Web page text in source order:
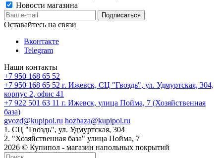
Новости магазина
Оставайтесь на связи
Вконтакте
Telegram
Наши контакты
+7 950 168 65 52
+7 950 168 65 52 г. Ижевск, СЦ "Гвоздь", ул. Удмуртская, 304,
корпус 2, офис 41
+7 922 501 63 11 г. Ижевск, улица Пойма, 7 (Хозяйственная
база)
gvozd@kupipol.ru hozbaza@kupipol.ru
1. СЦ "Гвоздь", ул. Удмуртская, 304
2. "Хозяйственная база" улица Пойма, 7
2026 © Купипол - магазин напольных покрытий